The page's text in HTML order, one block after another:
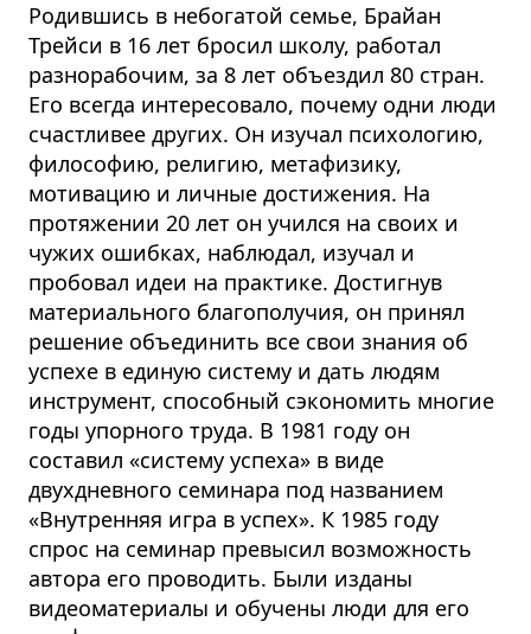
Родившись в небогатой семье, Брайан
Трейси в 16 лет бросил школу, работал
разнорабочим, за 8 лет объездил 80 стран.
Его всегда интересовало, почему одни люди
счастливее других. Он изучал психологию,
философию, религию, метафизику,
мотивацию и личные достижения. На
протяжении 20 лет он учился на своих и
чужих ошибках, наблюдал, изучал и
пробовал идеи на практике. Достигнув
материального благополучия, он принял
решение объединить все свои знания об
успехе в единую систему и дать людям
инструмент, способный сэкономить многие
годы упорного труда. В 1981 году он
составил «систему успеха» в виде
двухдневного семинара под названием
«Внутренняя игра в успех». К 1985 году
спрос на семинар превысил возможность
автора его проводить. Были изданы
видеоматериалы и обучены люди для его